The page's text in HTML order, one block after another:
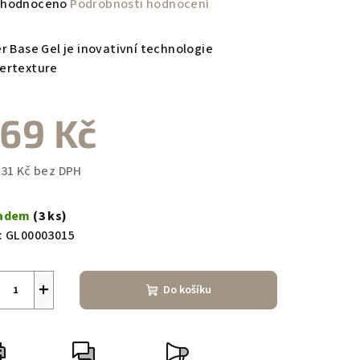
Podrobnosti hodnocení
Base Gel je inovativní technologie
Kč
Kč bez DPH
(3 ks)
GL00003015
+ Do košíku